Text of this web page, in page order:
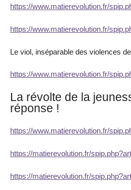
https://www.matierevolution.fr/
https://www.matierevolution.fr/
Le viol, inséparable des violences
https://www.matierevolution.fr/
La révolte de la
réponse !
https://www.matierevolution.fr/
https://matierevolution.fr/
https://matierevolution.fr/